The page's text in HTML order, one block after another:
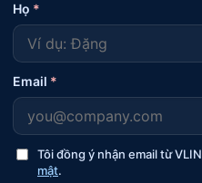
Họ *
Email *
Tôi đồng ý nhận email từ
mật.